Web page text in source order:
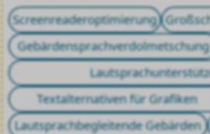
Screenreaderoptimierung
Gebärdensprachverdolmetschung
Textalternativen für Grafiken
Lautsprachbegleitende Gebärden